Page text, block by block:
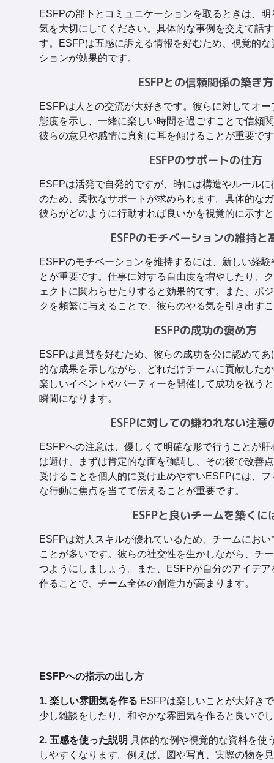
ESFPの部下とコミュニケーションを取るときは、
気を大切にしてください。具体的な事例を交えて話
す。ESFPは五感に訴える情報を好むため、視覚的
ションが効果的です。
ESFPとの信頼関係の築き方
ESFPは人との交流が大好きです。彼らに対してオ
態度を示し、一緒に楽しい時間を過ごすことで信頼
彼らの意見や感情に真剣に耳を傾けることが重要で
ESFPのサポートの仕方
ESFPは活発で自発的ですが、時には構造やルール
のため、柔軟なサポートが求められます。具体的な
彼らがどのように行動すれば良いかを視覚的に示す
ESFPのモチベーションの維持と
ESFPのモチベーションを維持するには、新しい経
とが重要です。仕事に対する自由度を増やしたり、
ェクトに関わらせたりすると効果的です。また、ポ
クを頻繁に与えることで、彼らのやる気を引き出す
ESFPの成功の褒め方
ESFPは賞賛を好むため、彼らの成功を公に認めて
的な成果を示しながら、どれだけチームに貢献した
楽しいイベントやパーティーを開催して成功を祝う
瞬間になります。
ESFPに対しての嫌われない注意
ESFPへの注意は、優しくて明確な形で行うことが
は避け、まずは肯定的な面を強調し、その後で改善
受けることを個人的に受け止めやすいESFPには、
な行動に焦点を当てて伝えることが重要です。
ESFPと良いチームを築くに
ESFPは対人スキルが優れているため、チームにお
ことが多いです。彼らの社交性を生かしながら、チ
つようにしましょう。また、ESFPが自分のアイデ
作ることで、チーム全体の創造力が高まります。
ESFPへの指示の出し方
1. 楽しい雰囲気を作る ESFPは楽しいことが大好き
少し雑談をしたり、和やかな雰囲気を作ると良いで
2. 五感を使った説明 具体的な例や視覚的な資料を使
しやすくなります。例えば、図や写真、実際の物を